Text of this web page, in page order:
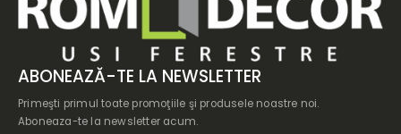
ABONEAZĂ-TE LA NEWSLETTER
Primeşti primul toate promoţiile şi produsele noastre noi.
Aboneaza-te la newsletter acum.